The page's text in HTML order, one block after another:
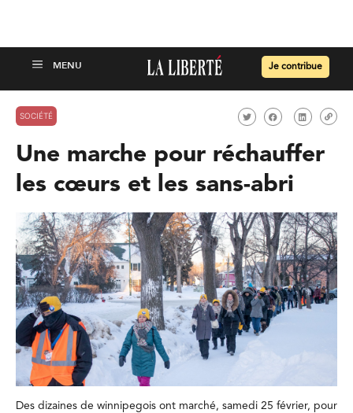
Je contribue
SOCIÉTÉ
Une marche pour réchauffer
les cœurs et les sans-abri
Des dizaines de winnipegois ont marché, samedi 25 février, pour